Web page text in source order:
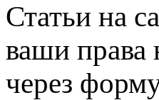
Статьи на
ваши права
через